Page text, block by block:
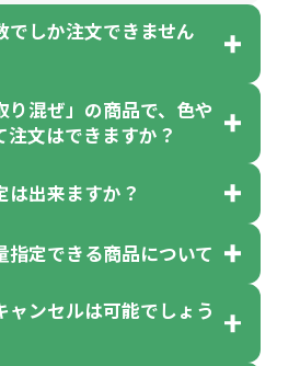
でしか注文できません
※）を除き、注文可能数
と10個単位でのご注文とな
可能数が100個の場合
り混ぜ」の商品で、色や
注文はできますか？
り混ぜ」のラベルがつい
は、色指定不可となって
は出来ますか？
る商品もございますが商
「色・柄 取り混ぜ」のラ
画像に「〇色取混ぜ」な
指定できる商品について
体色」のラベルが付いて
ャンセルは可能でしょう